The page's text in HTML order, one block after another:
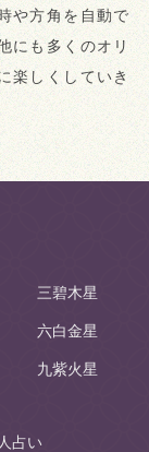
や方角を自動で
にも多くのオリ
楽しくしていき
三碧木星
六白金星
九紫火星
占い